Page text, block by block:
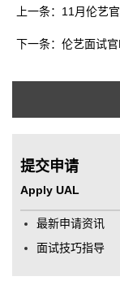
提交申请
Apply UAL
最新申请资讯
面试技巧指导